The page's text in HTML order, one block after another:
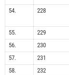
54.
228
55.
229
56.
230
57.
231
58.
232